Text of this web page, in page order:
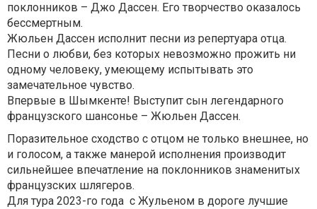
поклонников – Джо Дассен. Его творчество оказалось
бессмертным.
Жюльен Дассен исполнит песни из репертуара отца.
Песни о любви, без которых невозможно прожить ни
одному человеку, умеющему испытывать это
замечательное чувство.
Впервые в Шымкенте! Выступит сын легендарного
французского шансонье – Жюльен Дассен.
Поразительное сходство с отцом не только внешнее, но
и голосом, а также манерой исполнения производит
сильнейшее впечатление на поклонников знаменитых
французских шлягеров.
Для тура 2023-го года с Жульеном в дороге лучшие